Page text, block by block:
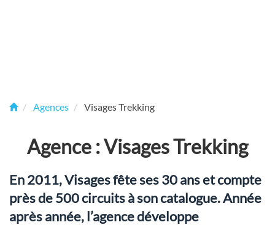
Agences Visages Trekking
Agence : Visages Trekking
En 2011, Visages fête ses 30 ans et compte
près de 500 circuits à son catalogue. Année
après année, l’agence développe